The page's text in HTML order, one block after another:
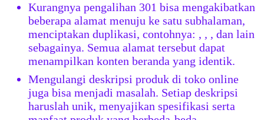
Kurangnya pengalihan 301 bisa mengakibatkan
beberapa alamat menuju ke satu subhalaman,
menciptakan duplikasi, contohnya: , , , dan lain
sebagainya. Semua alamat tersebut dapat
menampilkan konten beranda yang identik.
Mengulangi deskripsi produk di toko online
juga bisa menjadi masalah. Setiap deskripsi
haruslah unik, menyajikan spesifikasi serta